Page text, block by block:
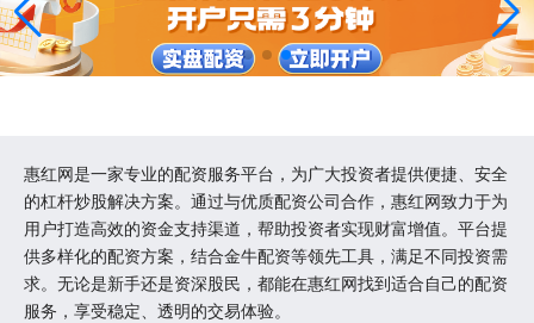
惠红网是一家专业的配资服务平台，为广大投资者提供便捷、安全
的杠杆炒股解决方案。通过与优质配资公司合作，惠红网致力于为
用户打造高效的资金支持渠道，帮助投资者实现财富增值。平台提
供多样化的配资方案，结合金牛配资等领先工具，满足不同投资需
求。无论是新手还是资深股民，都能在惠红网找到适合自己的配资
服务，享受稳定、透明的交易体验。